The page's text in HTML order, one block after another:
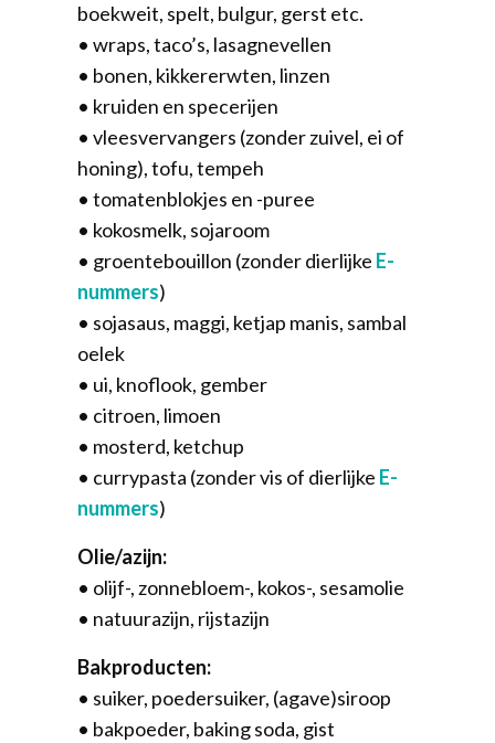
boekweit, spelt, bulgur, gerst etc.
• wraps, taco’s, lasagnevellen
• bonen, kikkererwten, linzen
• kruiden en specerijen
• vleesvervangers (zonder zuivel, ei of
honing), tofu, tempeh
• tomatenblokjes en -puree
• kokosmelk, sojaroom
• groentebouillon (zonder dierlijke E-
nummers)
• sojasaus, maggi, ketjap manis, sambal
oelek
• ui, knoflook, gember
• citroen, limoen
• mosterd, ketchup
• currypasta (zonder vis of dierlijke E-
nummers)
Olie/azijn:
• olijf-, zonnebloem-, kokos-, sesamolie
• natuurazijn, rijstazijn
Bakproducten:
• suiker, poedersuiker, (agave)siroop
• bakpoeder, baking soda, gist